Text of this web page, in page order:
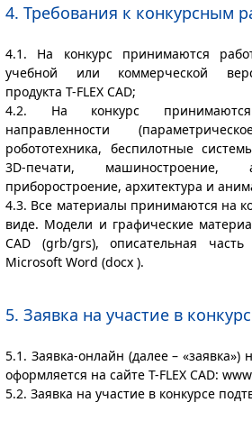
4. Требования к конкурсным
4.1. На конкурс принимаются
учебной или коммерческой
продукта T-FLEX CAD;
4.2. На конкурс
направленности
робототехника, беспилотные
3D-печати, машиностроение,
приборостроение, архитектура и
4.3. Все материалы принимаются на
виде. Модели и графические
CAD (grb/grs), описательная
Microsoft Word (docx ).
5. Заявка на участие в
5.1. Заявка-онлайн (далее – «заявка»)
оформляется на сайте T-FLEX CAD:
5.2. Заявка на участие в конкурсе